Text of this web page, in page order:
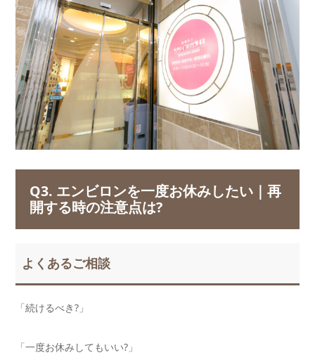
Q3. エンビロンを一度お休みしたい｜再
開する時の注意点は?
よくあるご相談
「続けるべき?」
「一度お休みしてもいい?」